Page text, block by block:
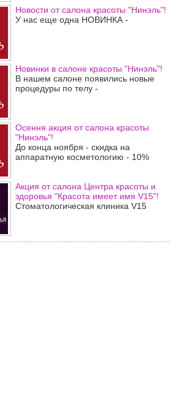
Новости от салона красоты "Нинэль"!
У нас еще одна НОВИНКА -
Новинки в салоне красоты "Нинэль"!
В нашем салоне появились новые
процедуры по телу -
Осення акция от салона красоты
"Нинэль"!
До конца ноября - скидка на
аппаратную косметологию - 10%
Акция от салона Центра красоты и
здоровья "Красота имеет имя V15"!
Стоматологическая клиника V15